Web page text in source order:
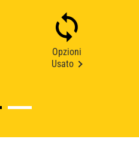
Opzioni
Usato